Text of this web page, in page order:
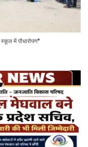
में पौधारोपण*